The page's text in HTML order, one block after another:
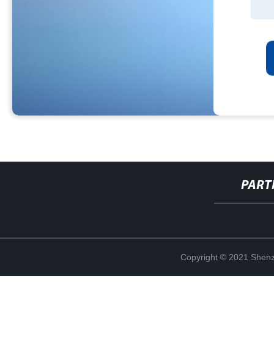
Copyright © 2021